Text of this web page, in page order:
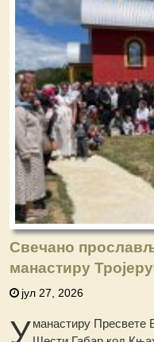
Свечано
манастиру
јул 27, 2026
Уманастиру Пресвете